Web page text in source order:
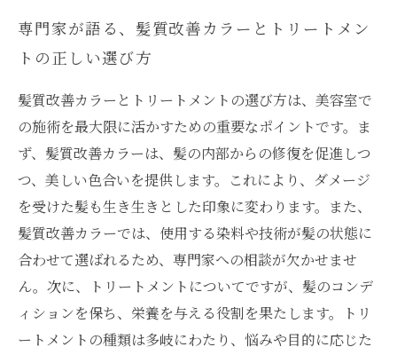
専門家が語る、髪質改善カラーとトリートメン
トの正しい選び方
髪質改善カラーとトリートメントの選び方は、美容室で
の施術を最大限に活かすための重要なポイントです。ま
ず、髪質改善カラーは、髪の内部からの修復を促進しつ
つ、美しい色合いを提供します。これにより、ダメージ
を受けた髪も生き生きとした印象に変わります。また、
髪質改善カラーでは、使用する染料や技術が髪の状態に
合わせて選ばれるため、専門家への相談が欠かせませ
ん。次に、トリートメントについてですが、髪のコンデ
ィションを保ち、栄養を与える役割を果たします。トリ
ートメントの種類は多岐にわたり、悩みや目的に応じた